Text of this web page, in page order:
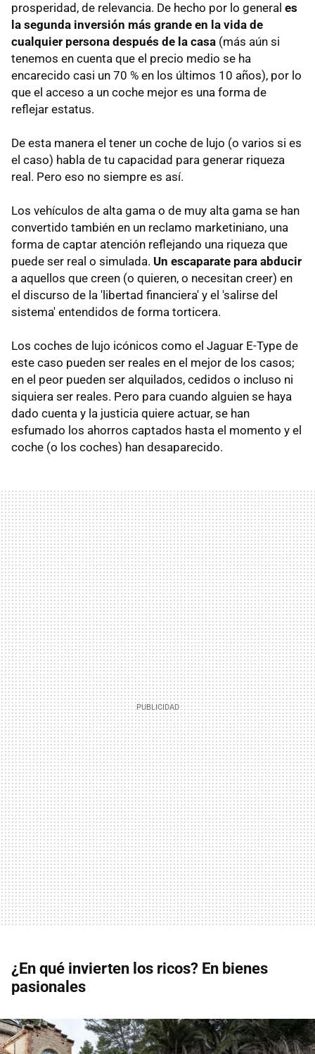
prosperidad, de relevancia. De hecho por lo general es
la segunda inversión más grande en la vida de
cualquier persona después de la casa (más aún si
tenemos en cuenta que el precio medio se ha
encarecido casi un 70 % en los últimos 10 años), por lo
que el acceso a un coche mejor es una forma de
reflejar estatus.
De esta manera el tener un coche de lujo (o varios si es
el caso) habla de tu capacidad para generar riqueza
real. Pero eso no siempre es así.
Los vehículos de alta gama o de muy alta gama se han
convertido también en un reclamo marketiniano, una
forma de captar atención reflejando una riqueza que
puede ser real o simulada. Un escaparate para abducir
a aquellos que creen (o quieren, o necesitan creer) en
el discurso de la 'libertad financiera' y el 'salirse del
sistema' entendidos de forma torticera.
Los coches de lujo icónicos como el Jaguar E-Type de
este caso pueden ser reales en el mejor de los casos;
en el peor pueden ser alquilados, cedidos o incluso ni
siquiera ser reales. Pero para cuando alguien se haya
dado cuenta y la justicia quiere actuar, se han
esfumado los ahorros captados hasta el momento y el
coche (o los coches) han desaparecido.
¿En qué invierten los ricos? En bienes
pasionales